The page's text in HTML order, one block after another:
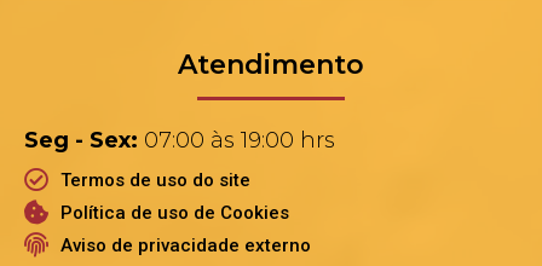
Atendimento
Seg - Sex: 07:00 às 19:00 hrs
Termos de uso do site
Política de uso de Cookies
Aviso de privacidade externo